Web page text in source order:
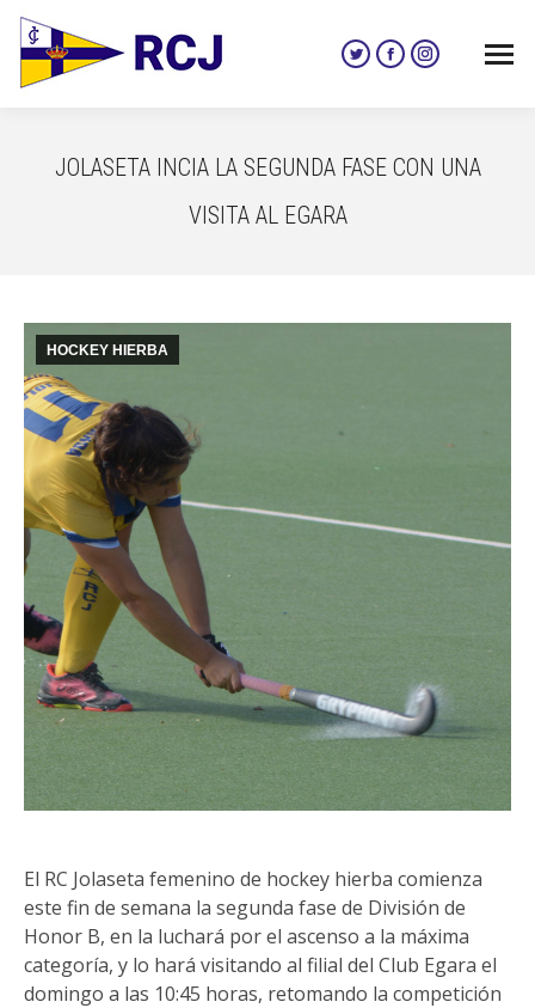
Twitter
in
new
Facebook
in
new
Instagram
in
new
JOLASETA INCIA LA SEGUNDA FASE CON UNA
VISITA AL EGARA
HOCKEY HIERBA
El RC Jolaseta femenino de hockey hierba comienza
este fin de semana la segunda fase de División de
Honor B, en la luchará por el ascenso a la máxima
categoría, y lo hará visitando al filial del Club Egara el
domingo a las 10:45 horas, retomando la competición